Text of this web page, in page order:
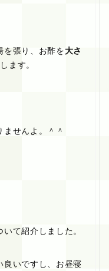
を張り、お酢を大さ
します。
せんよ。＾＾
て紹介しました。
良いですし、お昼寝